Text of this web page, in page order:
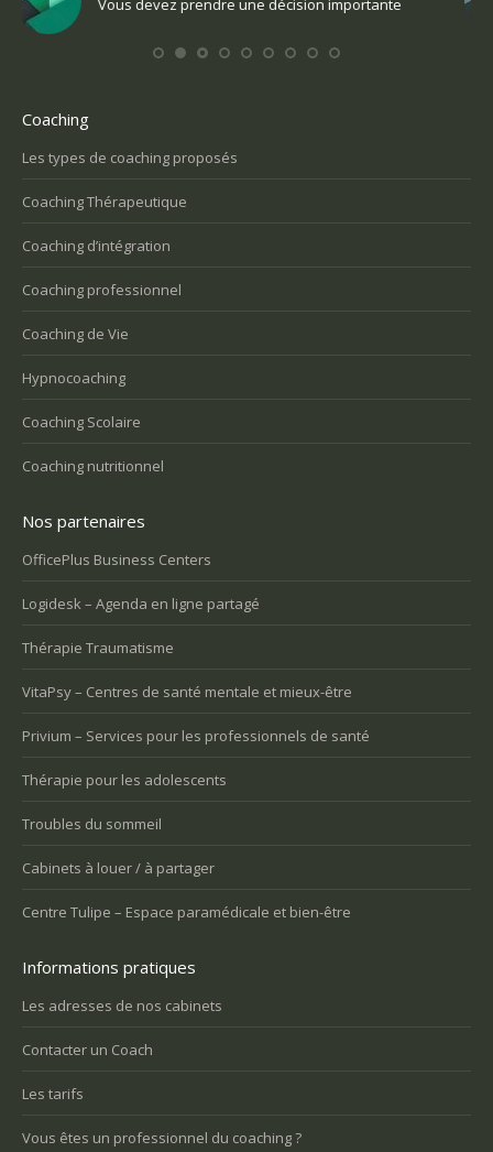
Vous voulez trouver votre voix personnelle
Coaching
Les types de coaching proposés
Coaching Thérapeutique
Coaching d’intégration
Coaching professionnel
Coaching de Vie
Hypnocoaching
Coaching Scolaire
Coaching nutritionnel
Nos partenaires
OfficePlus Business Centers
Logidesk – Agenda en ligne partagé
Thérapie Traumatisme
VitaPsy – Centres de santé mentale et mieux-être
Privium – Services pour les professionnels de santé
Thérapie pour les adolescents
Troubles du sommeil
Cabinets à louer / à partager
Centre Tulipe – Espace paramédicale et bien-être
Informations pratiques
Les adresses de nos cabinets
Contacter un Coach
Les tarifs
Vous êtes un professionnel du coaching ?